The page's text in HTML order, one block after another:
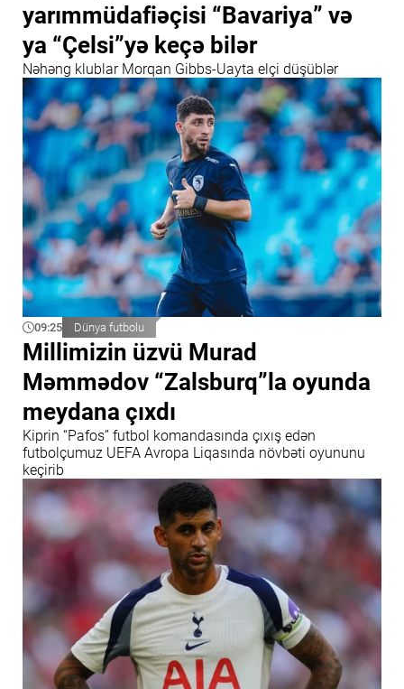
yarımmüdafiəçisi “Bavariya” və
ya “Çelsi”yə keçə bilər
Nəhəng klublar Morqan Gibbs-Uayta elçi düşüblər
09:25 Dünya futbolu
Millimizin üzvü Murad
Məmmədov “Zalsburq”la oyunda
meydana çıxdı
Kiprin “Pafos” futbol komandasında çıxış edən
futbolçumuz UEFA Avropa Liqasında növbəti oyununu
keçirib